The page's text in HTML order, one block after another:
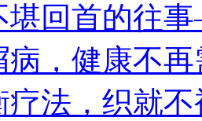
堪回首的往
病，健康不
疗法，织就